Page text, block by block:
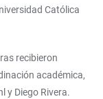
Católica
recibieron
académica,
y Diego Rivera.